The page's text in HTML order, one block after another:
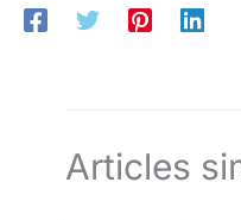
Articles